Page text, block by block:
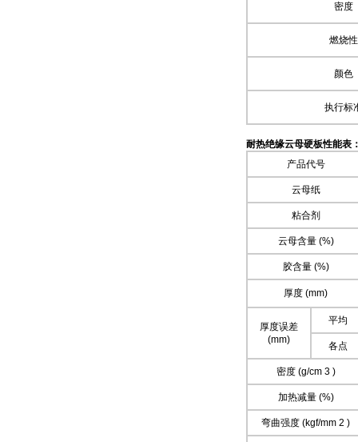
密度
燃烧性
颜色
执行标
耐热绝缘云母硬板性能表
产品代号
云母纸
粘合剂
云母含量 (%)
胶含量 (%)
厚度 (mm)
厚度误差
(mm)
平均
各点
密度 (g/cm 3 )
加热减量 (%)
弯曲强度 (kgf/mm 2 )